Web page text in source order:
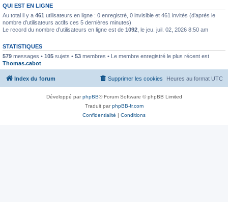
QUI EST EN LIGNE
Au total il y a 461 utilisateurs en ligne : 0 enregistré, 0 invisible et 461 invités (d’après le
nombre d’utilisateurs actifs ces 5 dernières minutes)
Le record du nombre d’utilisateurs en ligne est de 1092 , le jeu. juil. 02, 2026 8:50 am
STATISTIQUES
579 messages • 105 sujets • 53 membres • Le membre enregistré le plus récent est
Thomas.cabot
Index du forum Heures au format UTC
Supprimer les cookies
Développé parphpBB® Forum Software © phpBB Limited
Traduit parphpBB-fr.com
Confidentialité | Conditions